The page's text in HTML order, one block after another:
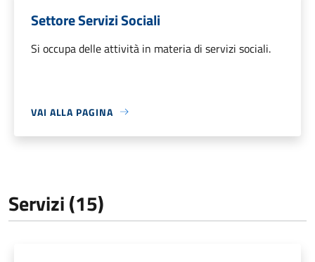
Settore Servizi Sociali
Si occupa delle attività in materia di servizi sociali.
VAI ALLA PAGINA
Servizi (15)